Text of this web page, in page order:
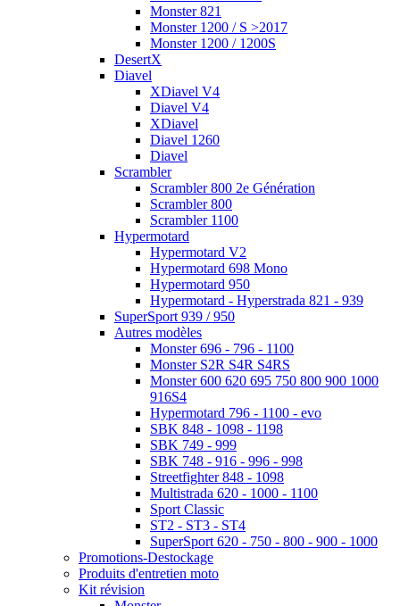
Monster 821
Monster 1200 / S >2017
Monster 1200 / 1200S
DesertX
Diavel
XDiavel V4
Diavel V4
XDiavel
Diavel 1260
Diavel
Scrambler
Scrambler 800 2e Génération
Scrambler 800
Scrambler 1100
Hypermotard
Hypermotard V2
Hypermotard 698 Mono
Hypermotard 950
Hypermotard - Hyperstrada 821 - 939
SuperSport 939 / 950
Autres modèles
Monster 696 - 796 - 1100
Monster S2R S4R S4RS
Monster 600 620 695 750 800 900 1000
916S4
Hypermotard 796 - 1100 - evo
SBK 848 - 1098 - 1198
SBK 749 - 999
SBK 748 - 916 - 996 - 998
Streetfighter 848 - 1098
Multistrada 620 - 1000 - 1100
Sport Classic
ST2 - ST3 - ST4
SuperSport 620 - 750 - 800 - 900 - 1000
Promotions-Destockage
Produits d'entretien moto
Kit révision